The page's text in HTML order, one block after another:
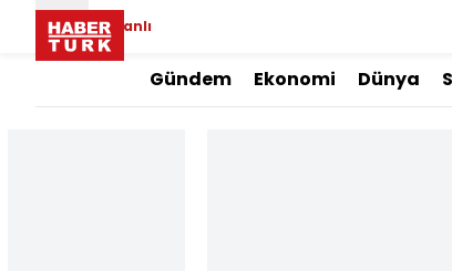
Canlı
Gündem Ekonomi Dünya